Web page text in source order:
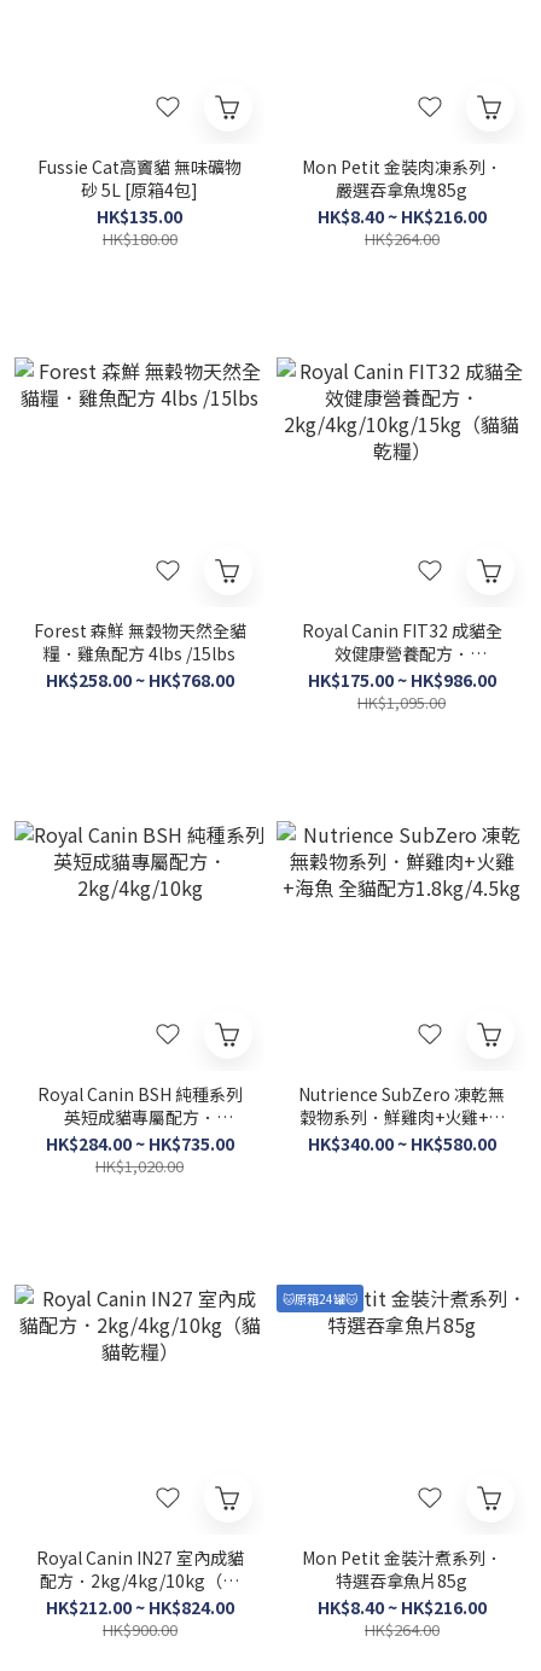
Fussie Cat高竇貓 無味礦物
砂 5L [原箱4包]
HK$135.00
HK$180.00
Mon Petit 金裝肉凍系列．
嚴選吞拿魚塊85g
HK$8.40 ~ HK$216.00
HK$264.00
Forest 森鮮 無穀物天然全貓
糧．雞魚配方 4lbs /15lbs
HK$258.00 ~ HK$768.00
Royal Canin FIT32 成貓全
效健康營養配方．
2kg/4kg/10kg/15kg（貓貓
乾糧）
HK$175.00 ~ HK$986.00
HK$1,095.00
Royal Canin BSH 純種系列
英短成貓專屬配方．
2kg/4kg/10kg
HK$284.00 ~ HK$735.00
HK$1,020.00
Nutrience SubZero 凍乾無
穀物系列．鮮雞肉+火雞+海
魚 全貓配方1.8kg/4.5kg
HK$340.00 ~ HK$580.00
Royal Canin IN27 室內成貓
配方．2kg/4kg/10kg（貓
貓乾糧）
HK$212.00 ~ HK$824.00
HK$900.00
🐱原箱24罐🐱
Mon Petit 金裝汁煮系列．
特選吞拿魚片85g
HK$8.40 ~ HK$216.00
HK$264.00